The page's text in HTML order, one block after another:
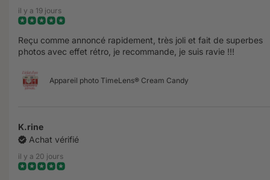
il y a 19 jours
Reçu comme annoncé rapidement, très joli et fait de superbes
photos avec effet rétro, je recommande, je suis ravie !!!
Appareil photo TimeLens® Cream Candy
K.rine
Achat vérifié
il y a 20 jours